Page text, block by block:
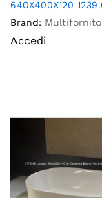
640X400X120
Brand:
Accedi